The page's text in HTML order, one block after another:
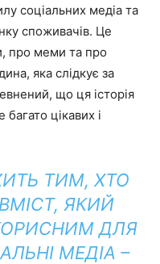
соціальних медіа та
споживачів. Це
про меми та про
яка слідкує за
що ця історія
цікавих і
ТИМ, ХТО
ЯКИЙ
ДЛЯ
МЕДІА –